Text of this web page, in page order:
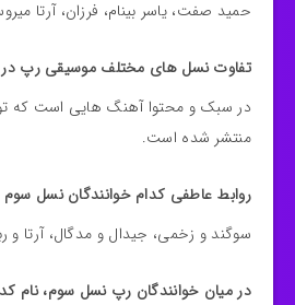
حمید صفت، یاسر بینام، فرزان، آرتا
تفاوت نسل های مختلف موسیقی رپ
در سبک و محتوا آهنگ هایی است که
منتشر شده است.
روابط عاطفی کدام خوانندگان نسل
سوگند و زخمی، جیدال و مدگال، آرتا و
در میان خوانندگان رپ نسل سوم، نام